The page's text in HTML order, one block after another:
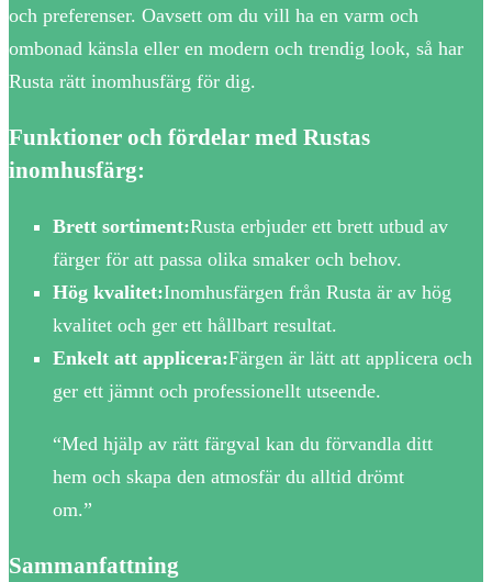
och preferenser. Oavsett om du vill ha en varm och
ombonad känsla eller en modern och trendig look, så har
Rusta rätt inomhusfärg för dig.
Funktioner och fördelar med Rustas
inomhusfärg:
Brett sortiment:Rusta erbjuder ett brett utbud av
färger för att passa olika smaker och behov.
Hög kvalitet:Inomhusfärgen från Rusta är av hög
kvalitet och ger ett hållbart resultat.
Enkelt att applicera:Färgen är lätt att applicera och
ger ett jämnt och professionellt utseende.
“Med hjälp av rätt färgval kan du förvandla ditt
hem och skapa den atmosfär du alltid drömt
om.”
Sammanfattning